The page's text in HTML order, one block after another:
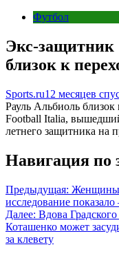
Футбол
Экс-защитник
близок к
Sports.ru12 месяцев
Рауль Альбиоль
Football Italia,
летнего защитника на
Навигация по
Предыдущая: Женщины-
исследование
Далее: Вдова
Коташенко может
за клевету